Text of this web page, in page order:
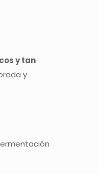
y tan
y